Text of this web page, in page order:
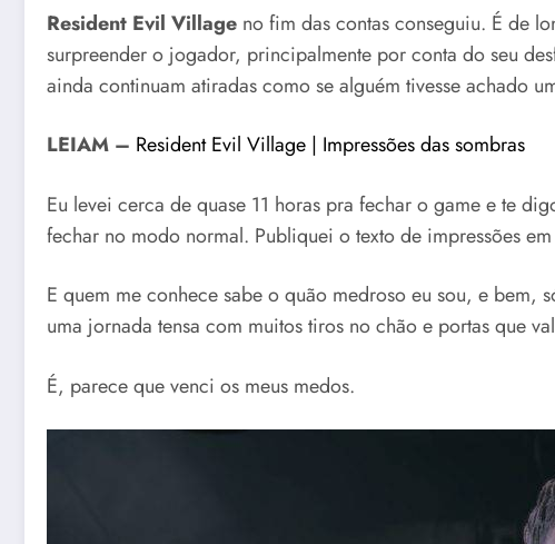
Resident Evil Village no fim das contas conseguiu. É de
surpreender o jogador, principalmente por conta do seu
ainda continuam atiradas como se alguém tivesse achado
LEIAM – Resident Evil Village | Impressões das sombras
Eu levei cerca de quase 11 horas pra fechar o game e te
fechar no modo normal. Publiquei o texto de impressões
E quem me conhece sabe o quão medroso eu sou, e bem,
uma jornada tensa com muitos tiros no chão e portas que
É, parece que venci os meus medos.